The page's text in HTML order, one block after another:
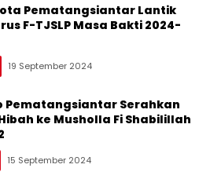
Pematangsiantar Lantik
F-TJSLP Masa Bakti 2024-
19 September 2024
Pematangsiantar Serahkan
ke Musholla Fi Shabilillah
15 September 2024